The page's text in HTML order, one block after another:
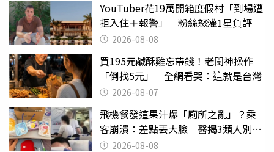
YouTuber花19萬開箱度假村「到場遭
拒入住＋報警」 粉絲怒灌1星負評
2026-08-08
買195元鹹酥雞忘帶錢！老闆神操作
「倒找5元」 全網看哭：這就是台灣
2026-08-07
飛機餐發這果汁爆「廁所之亂」？乘
客崩潰：差點丟大臉 醫揭3類人別亂
喝 2026-08-08